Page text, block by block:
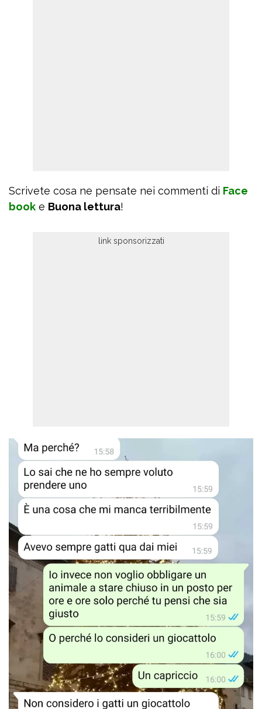
Scrivete cosa ne pensate nei commenti di Face
book e Buona lettura!